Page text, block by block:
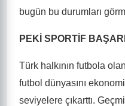
bugün bu durumları
PEKİ SPORTİF
Türk halkının futbola
futbol dünyasını
seviyelere çıkarttı.